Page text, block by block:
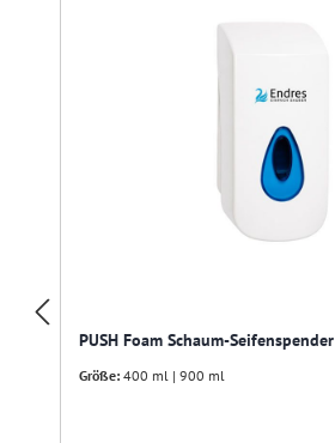
PUSH Foam Schaum-Seifenspender
Größe: 400 ml | 900 ml